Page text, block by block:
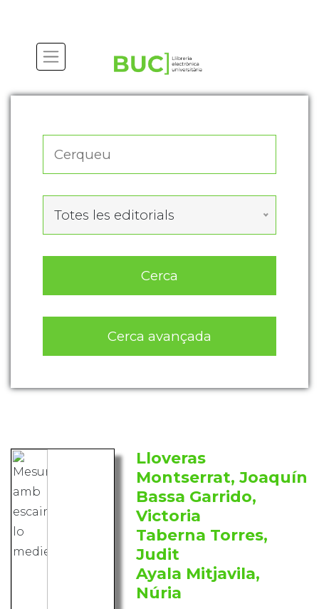
Totes les editorials
Cerca
Cerca avançada
Lloveras
Montserrat, Joaquín
Bassa Garrido,
Victoria
Taberna Torres,
Judit
Ayala Mitjavila,
Núria